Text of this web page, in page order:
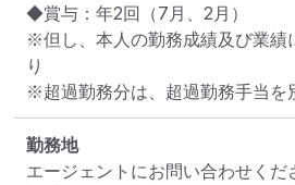
◆賞与：年2回（7⽉、2⽉）
※但し、本⼈の勤務成績及び業績
り
※超過勤務分は、超過勤務手当を
勤務地
エージェントにお問い合わせくだ